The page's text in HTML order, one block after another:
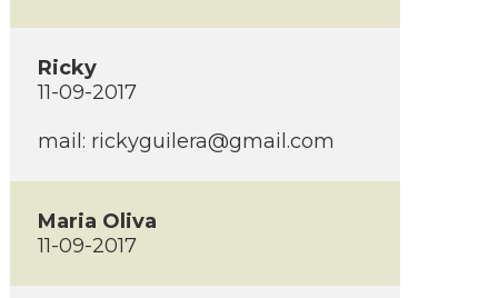
Ricky
11-09-2017
mail: rickyguilera@gmail.com
Maria Oliva
11-09-2017